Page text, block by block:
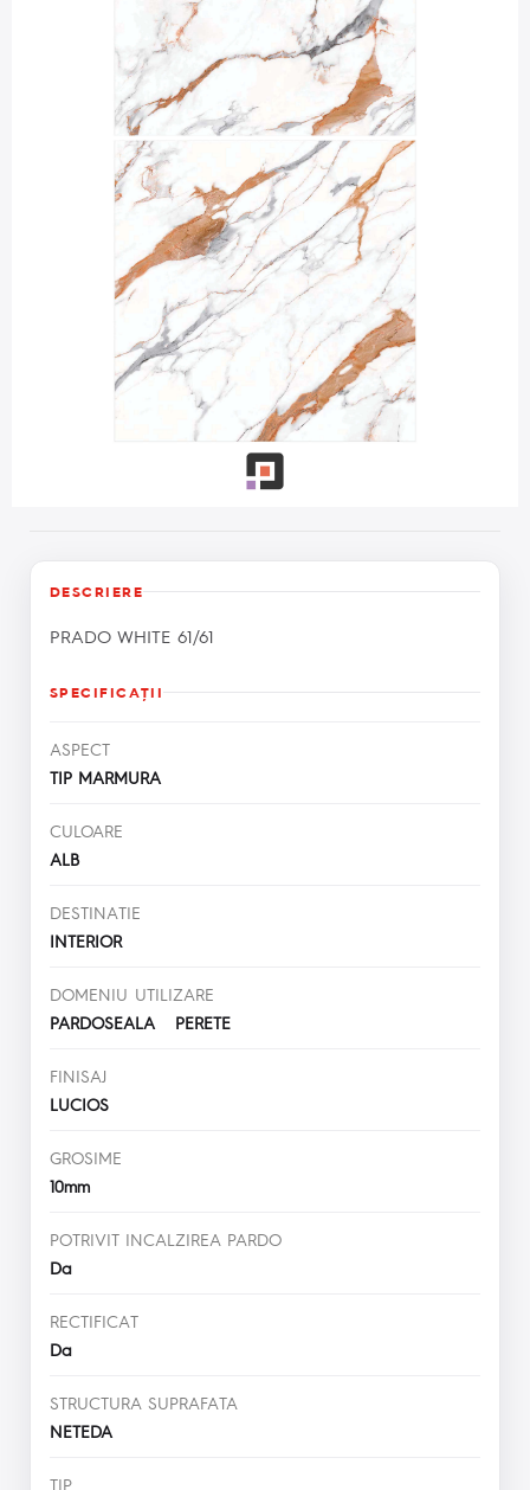
DESCRIERE
PRADO WHITE 61/61
SPECIFICAŢII
ASPECT
TIP MARMURA
CULOARE
ALB
DESTINATIE
INTERIOR
DOMENIU UTILIZARE
PARDOSEALA PERETE
FINISAJ
LUCIOS
GROSIME
10mm
POTRIVIT INCALZIREA PARDO
Da
RECTIFICAT
Da
STRUCTURA SUPRAFATA
NETEDA
TIP